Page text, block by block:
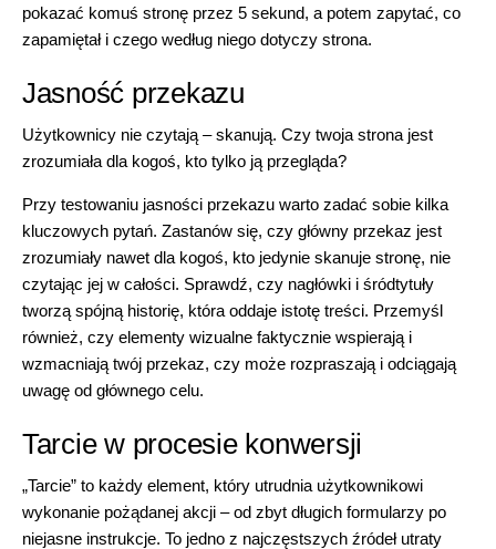
pokazać komuś stronę przez 5 sekund, a potem zapytać, co
zapamiętał i czego według niego dotyczy strona.
Jasność przekazu
Użytkownicy nie czytają – skanują. Czy twoja strona jest
zrozumiała dla kogoś, kto tylko ją przegląda?
Przy testowaniu jasności przekazu warto zadać sobie kilka
kluczowych pytań. Zastanów się, czy główny przekaz jest
zrozumiały nawet dla kogoś, kto jedynie skanuje stronę, nie
czytając jej w całości. Sprawdź, czy nagłówki i śródtytuły
tworzą spójną historię, która oddaje istotę treści. Przemyśl
również, czy elementy wizualne faktycznie wspierają i
wzmacniają twój przekaz, czy może rozpraszają i odciągają
uwagę od głównego celu.
Tarcie w procesie konwersji
„Tarcie” to każdy element, który utrudnia użytkownikowi
wykonanie pożądanej akcji – od zbyt długich formularzy po
niejasne instrukcje. To jedno z najczęstszych źródeł utraty